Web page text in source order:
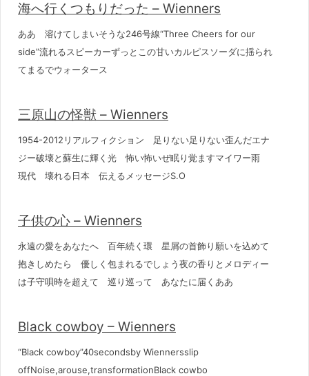
海へ行くつもりだった – Wienners
ああ 溶けてしまいそうな246号線“Three Cheers for our
side”流れるスピーカーずっとこの甘いカルピスソーダに揺られ
てまるでウォータース
三原山の怪獣 – Wienners
1954-2012リアルフィクション 足りない足りない歪んだエナ
ジー破壊と蘇生に輝く光 怖い怖いぜ眠り覚ますマイワー雨
現代 壊れる日本 伝えるメッセージS.O
子供の心 – Wienners
永遠の愛をあなたへ 百年続く環 星屑の首飾り願いを込めて
抱きしめたら 優しく包まれるでしょう夜の香りとメロディー
は子守唄時を超えて 巡り巡って あなたに届くああ
Black cowboy – Wienners
“Black cowboy”40secondsby Wiennersslip
offNoise,arouse,transformationBlack cowbo